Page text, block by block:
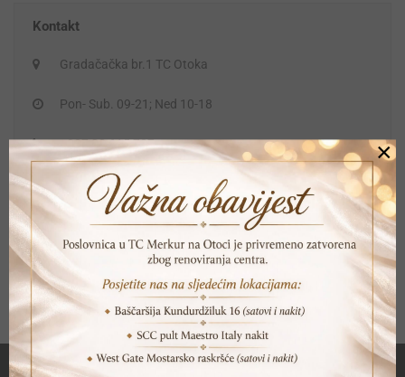
Kontakt
Gradačačka br.1 TC Otoka
Pon- Sub. 09-21; Ned 10-18
+387 33 615 707
+387 61 931 750
prodaja@silverland.ba
×